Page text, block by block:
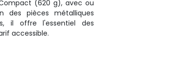
(620 g), avec ou
des pièces métalliques
il offre l'essentiel des
accessible.